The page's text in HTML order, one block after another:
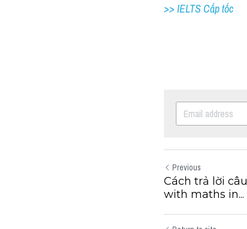
>> IELTS Cấp tốc
Previous
Cách trả lời
with maths in...